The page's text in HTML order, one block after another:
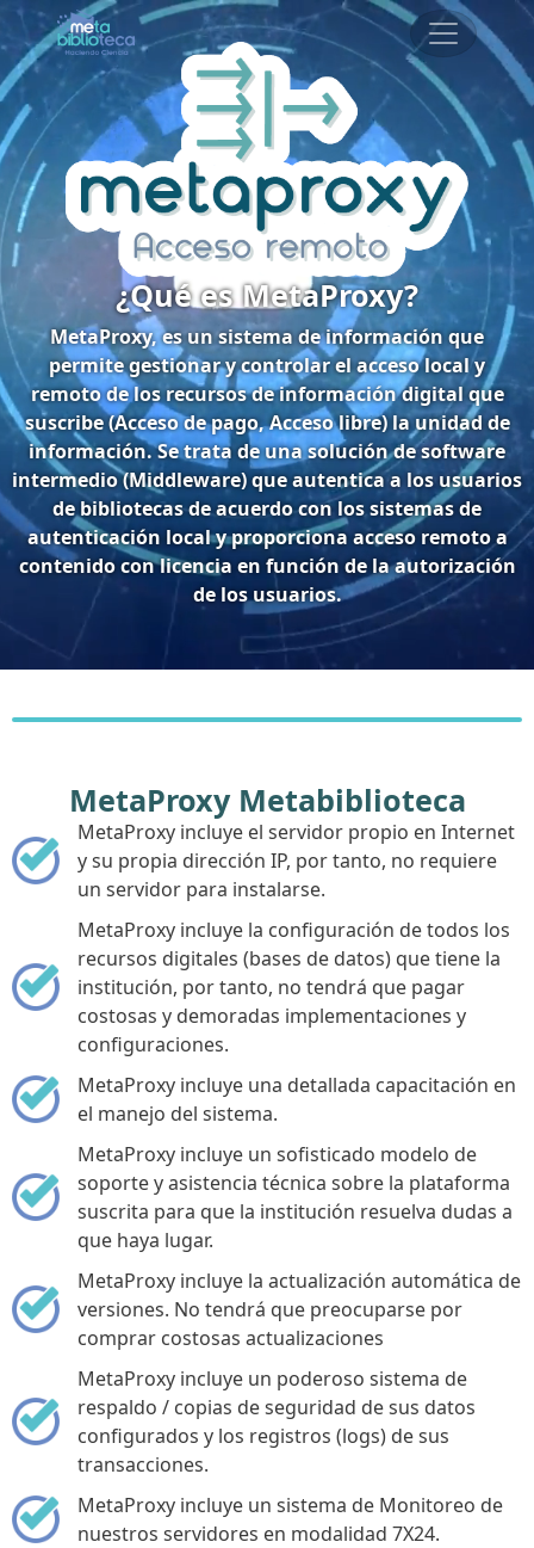
¿Qué es MetaProxy?
MetaProxy, es un sistema de información que
permite gestionar y controlar el acceso local y
remoto de los recursos de información digital que
suscribe (Acceso de pago, Acceso libre) la unidad de
información. Se trata de una solución de software
intermedio (Middleware) que autentica a los usuarios
de bibliotecas de acuerdo con los sistemas de
autenticación local y proporciona acceso remoto a
contenido con licencia en función de la autorización
de los usuarios.
MetaProxy Metabiblioteca
MetaProxy incluye el servidor propio en Internet
y su propia dirección IP, por tanto, no requiere
un servidor para instalarse.
MetaProxy incluye la configuración de todos los
recursos digitales (bases de datos) que tiene la
institución, por tanto, no tendrá que pagar
costosas y demoradas implementaciones y
configuraciones.
MetaProxy incluye una detallada capacitación en
el manejo del sistema.
MetaProxy incluye un sofisticado modelo de
soporte y asistencia técnica sobre la plataforma
suscrita para que la institución resuelva dudas a
que haya lugar.
MetaProxy incluye la actualización automática de
versiones. No tendrá que preocuparse por
comprar costosas actualizaciones
MetaProxy incluye un poderoso sistema de
respaldo / copias de seguridad de sus datos
configurados y los registros (logs) de sus
transacciones.
MetaProxy incluye un sistema de Monitoreo de
nuestros servidores en modalidad 7X24.